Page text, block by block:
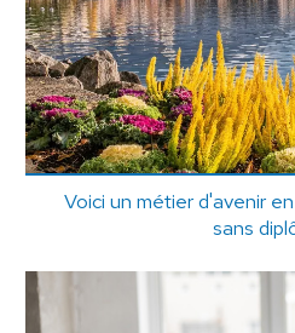
Voici un métier d'avenir
sans